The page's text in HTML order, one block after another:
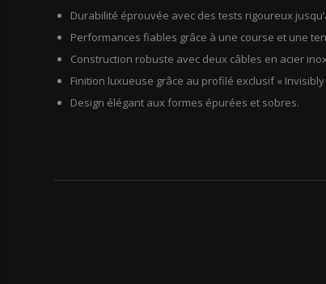
Durabilité éprouvée avec des tests rigoureux
Performances fiables grâce à une course et une
Construction robuste avec deux câbles en acier
Finition luxueuse grâce au profilé exclusif « Invisibly
Design élégant aux formes épurées et sobres.